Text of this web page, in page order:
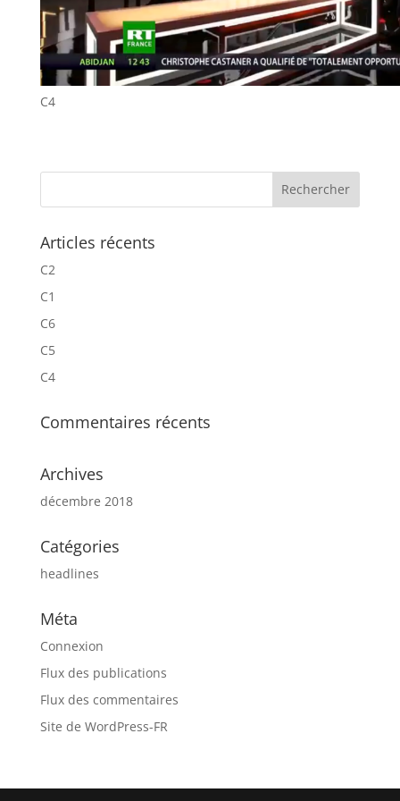
C4
Articles récents
C2
C1
C6
C5
C4
Commentaires récents
Archives
décembre 2018
Catégories
headlines
Méta
Connexion
Flux des publications
Flux des commentaires
Site de WordPress-FR